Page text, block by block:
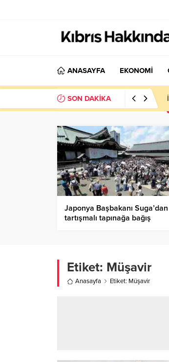
ANASAYFA EKONOMİ
SON DAKİKA
Japonya Başbakanı Suga’dan
tartışmalı tapınağa bağış
Etiket: Müşavir
Anasayfa Etiket: Müşavir